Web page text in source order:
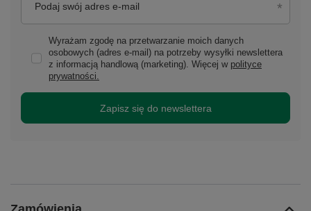
Podaj swój adres e-mail
Wyrażam zgodę na przetwarzanie moich danych
osobowych (adres e-mail) na potrzeby wysyłki newslettera
z informacją handlową (marketing). Więcej w polityce
prywatności.
Zapisz się do newslettera